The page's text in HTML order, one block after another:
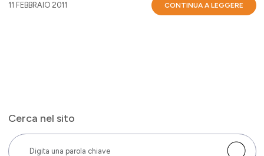
Cerca nel sito
11 FEBBRAIO 2011 CONTINUA A LEGGERE